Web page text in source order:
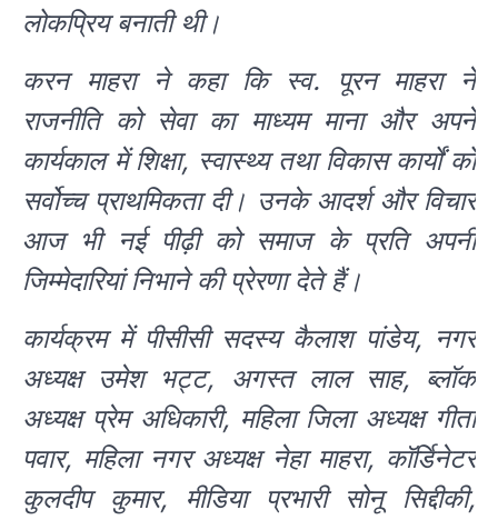
लोकप्रिय बनाती थी।
करन माहरा ने कहा कि स्व. पूरन माहरा ने
राजनीति को सेवा का माध्यम माना और अपने
कार्यकाल में शिक्षा, स्वास्थ्य तथा विकास कार्यों को
सर्वोच्च प्राथमिकता दी। उनके आदर्श और विचार
आज भी नई पीढ़ी को समाज के प्रति अपनी
जिम्मेदारियां निभाने की प्रेरणा देते हैं।
कार्यक्रम में पीसीसी सदस्य कैलाश पांडेय, नगर
अध्यक्ष उमेश भट्ट, अगस्त लाल साह, ब्लॉक
अध्यक्ष प्रेम अधिकारी, महिला जिला अध्यक्ष गीता
पवार, महिला नगर अध्यक्ष नेहा माहरा, कॉर्डिनेटर
कुलदीप कुमार, मीडिया प्रभारी सोनू सिद्दीकी,